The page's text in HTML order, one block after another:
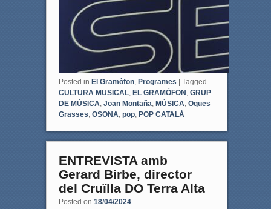
Posted in El Gramòfon, Programes | Tagged
CULTURA MUSICAL, EL GRAMÒFON GRUP
DE MÚSICA Joan Montaña MÚSICA Oques
Grasses OSONA pop, POP CATALÀ
ENTREVISTA amb
Gerard Birbe, director
del Cruïlla DO Terra Alta
Posted on 18/04/2024